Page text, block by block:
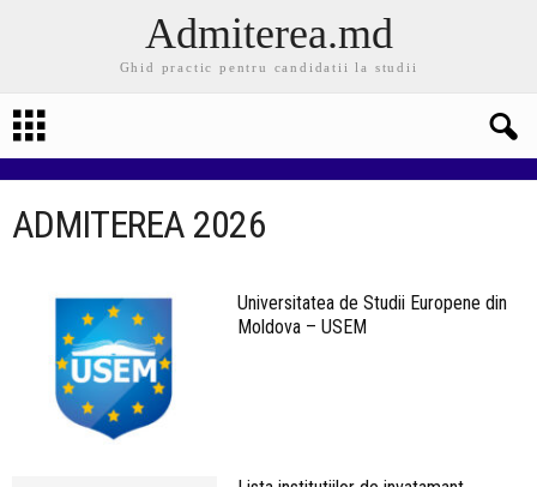
Admiterea.md
Ghid practic pentru candidatii la studii
ADMITEREA 2026
Universitatea de Studii Europene din
Moldova – USEM